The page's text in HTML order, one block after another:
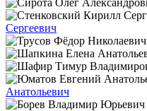
Сергеевич
Анатольевич